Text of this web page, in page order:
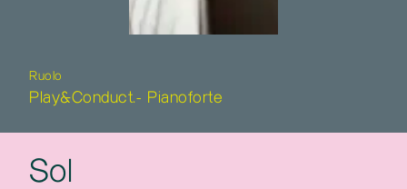
Ruolo
Play&Conduct.- Pianoforte
Sol